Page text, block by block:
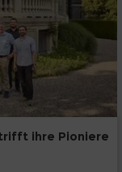
ihre Pioniere